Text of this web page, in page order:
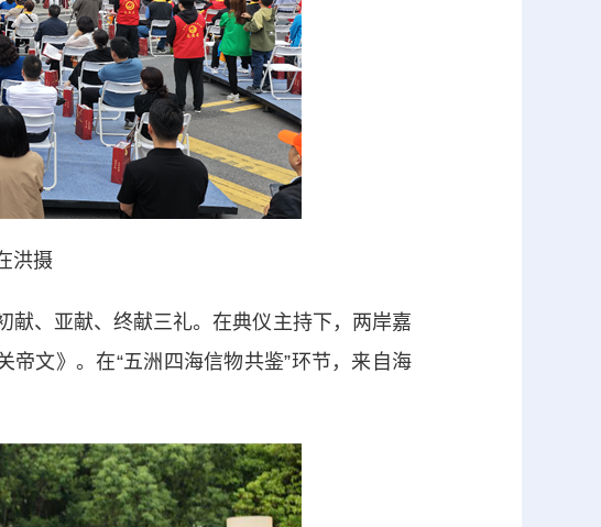
洪摄
、亚献、终献三礼。在典仪主持下，两岸嘉
文》。在“五洲四海信物共鉴”环节，来自海